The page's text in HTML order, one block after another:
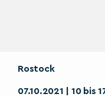
Rostock
07.10.2021 | 10 bis